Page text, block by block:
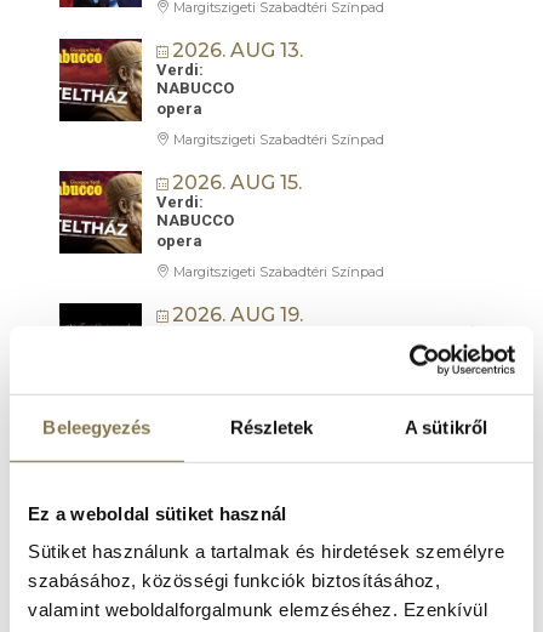
Beleegyezés Részletek A sütikről
Ez a weboldal sütiket használ
Sütiket használunk a tartalmak és hirdetések személyre
szabásához, közösségi funkciók biztosításához,
valamint weboldalforgalmunk elemzéséhez. Ezenkívül
Margitszigeti Szabadtéri Színpad
2026. AUG 13.
Verdi:
NABUCCO
opera
Margitszigeti Szabadtéri Színpad
2026. AUG 15.
Verdi:
NABUCCO
opera
Margitszigeti Szabadtéri Színpad
2026. AUG 19.
AMADEUS LIVE
Margitszigeti Szabadtéri Színpad
2026. AUG 26.
Szegedi Kortárs Balett:
FEKETE HATTYÚ
balett-thriller